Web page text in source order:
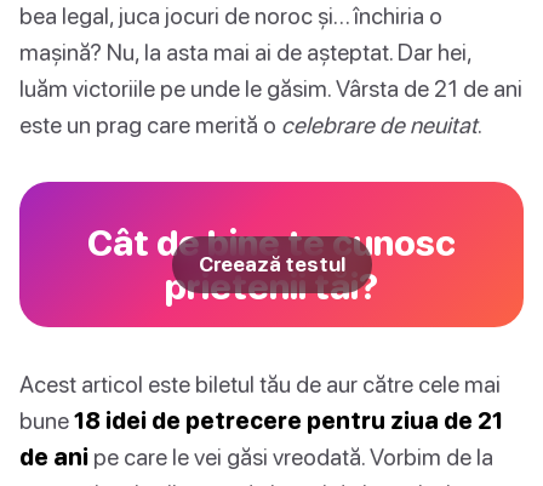
bea legal, juca jocuri de noroc și… închiria o
mașină? Nu, la asta mai ai de așteptat. Dar hei,
luăm victoriile pe unde le găsim. Vârsta de 21 de ani
este un prag care merită o celebrare de neuitat.
Cât de bine te cunosc
prietenii tăi?
Creează testul
Acest articol este biletul tău de aur către cele mai
bune18 idei de petrecere pentru ziua de 21
de ani pe care le vei găsi vreodată. Vorbim de la